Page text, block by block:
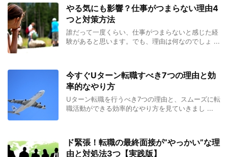
やる気にも影響？仕事がつまらない理由4
つと対策方法
誰だって一度くらい、仕事がつまらないと感じた経
験があると思います。でも、理由は何なのでしょ ...
今すぐUターン転職すべき7つの理由と効
率的なやり方
Uターン転職を行うべき7つの理由と、スムーズに転
職活動ができる効率的なやり方を見ていきまし ...
ド緊張！転職の最終面接が”やっかい”な理
由と対処法3つ【実践版】